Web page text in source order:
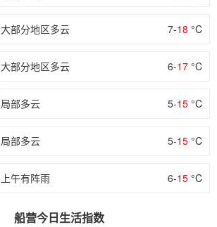
大部分地区多云 7-18 °C
大部分地区多云 6-17 °C
局部多云 5-15 °C
局部多云 5-15 °C
上午有阵雨 6-15 °C
船营今日生活指数